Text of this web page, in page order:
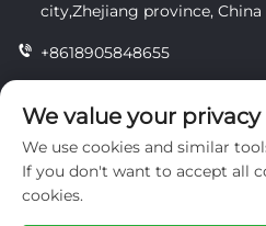
city,Zhejiang province, China
+8618905848655
[email protected]
We value your privacy
We use cookies and similar
If you don't want to accept all
cookies.